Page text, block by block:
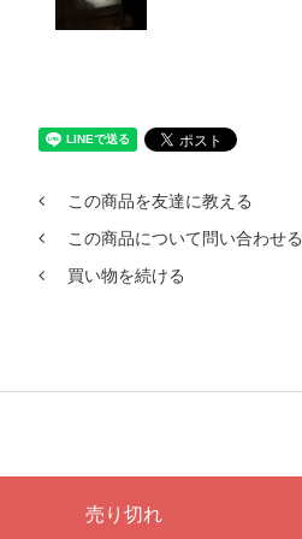
この商品を友達に教える
この商品について問い合わせる
買い物を続ける